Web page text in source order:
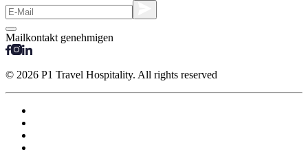
Mailkontakt genehmigen
© 2026 P1 Travel Hospitality. All rights reserved